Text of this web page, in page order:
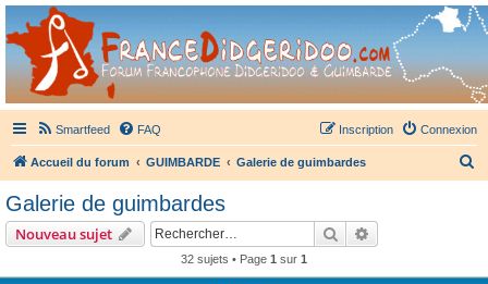
France Didgeridoo
Didgeridoo et Guimbarde sur France Didgeridoo - retrouvez la communauté.
Smartfeed FAQ Connexion
Inscription
Accueil du forum GUIMBARDE Galerie de guimbardes
Galerie de guimbardes
Nouveau sujet Rechercher
32 sujets • Page 1 sur 1